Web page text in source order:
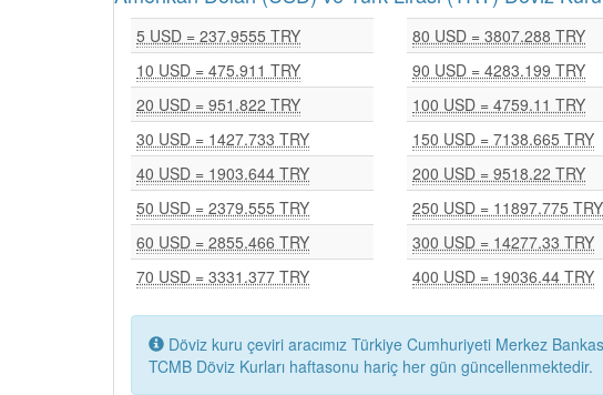
5 USD = 237.9555 TRY
10 USD = 475.911 TRY
20 USD = 951.822 TRY
30 USD = 1427.733 TRY
40 USD = 1903.644 TRY
50 USD = 2379.555 TRY
60 USD = 2855.466 TRY
70 USD = 3331.377 TRY
80 USD = 3807.288 TRY
90 USD = 4283.199 TRY
100 USD = 4759.11 TRY
150 USD = 7138.665 TRY
200 USD = 9518.22 TRY
250 USD = 11897.775 TRY
300 USD = 14277.33 TRY
400 USD = 19036.44 TRY
Döviz kuru çeviri aracımız Türkiye Cumhuriyeti Merkez
TCMB Döviz Kurları haftasonu hariç her gün güncellenmektedir.